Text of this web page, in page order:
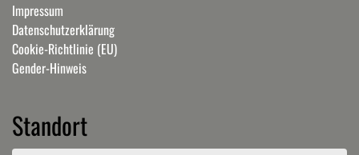
Impressum
Datenschutzerklärung
Cookie-Richtlinie (EU)
Gender-Hinweis
Standort